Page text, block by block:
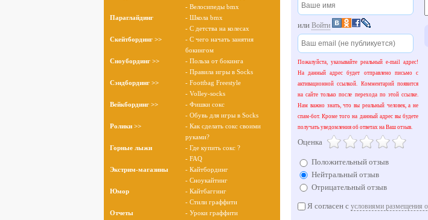
Параглайдинг
Скейтбординг >>
Сноубординг >>
Сэндбординг >>
Вейкбординг >>
Ролики >>
Горные лыжи
Экстрим-магазины
Юмор
Отчеты
- Велосипеды bmx
- Школа bmx
- С детства на колесах
- С чего начать занятия
бокингом
- Польза от бокинга
- Правила игры в Socks
- Foottbag Freestyle
- Volley-socks
- Фишки сокс
- Обувь для игры в Socks
- Как сделать сокс своими
руками?
- Где купить сокс ?
- FAQ
- Кайтбординг
- Сноукайтинг
- Кайтбаггинг
- Стили граффити
- Уроки граффити
или Войти
Пожалуйста, указывайте реальный e-mail адрес!
На данный адрес будет отправлено письмо с
активационной ссылкой. Комментарий появится
на сайте только после перехода по этой ссылке.
Нам важно знать, что вы реальный человек, а не
спам-бот. Кроме того на данный адрес вы будете
получать уведомления об ответах на Ваш отзыв.
Оценка
Положительный отзыв
Нейтральный отзыв
Отрицательный отзыв
Я согласен с условиями размещения